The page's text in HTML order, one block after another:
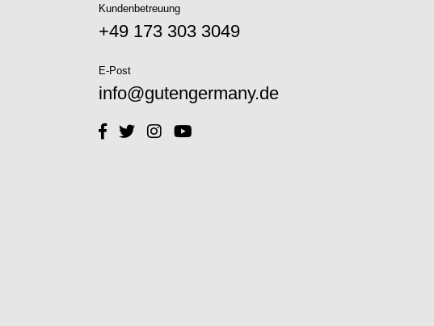
Kundenbetreuung
+49 173 303 3049‬
E-Post
info@gutengermany.de